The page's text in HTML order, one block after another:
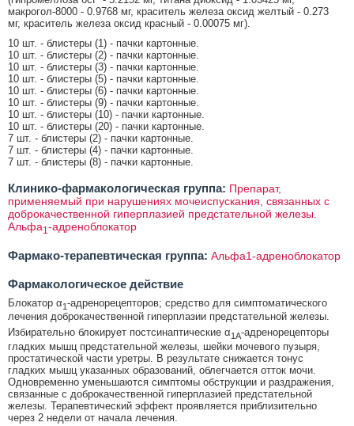
макрогол-8000 - 0.9768 мг, краситель железа оксид желтый - 0.273
мг, краситель железа оксид красный - 0.00075 мг).
10 шт. - блистеры (1) - пачки картонные.
10 шт. - блистеры (2) - пачки картонные.
10 шт. - блистеры (3) - пачки картонные.
10 шт. - блистеры (5) - пачки картонные.
10 шт. - блистеры (6) - пачки картонные.
10 шт. - блистеры (9) - пачки картонные.
10 шт. - блистеры (10) - пачки картонные.
10 шт. - блистеры (20) - пачки картонные.
7 шт. - блистеры (2) - пачки картонные.
7 шт. - блистеры (4) - пачки картонные.
7 шт. - блистеры (8) - пачки картонные.
Клинико-фармакологическая группа: Препарат,
применяемый при нарушениях мочеиспускания, связанных с
доброкачественной гиперплазией предстательной железы.
Альфа1 -адреноблокатор
Фармако-терапевтическая группа: Альфа1-адреноблокатор
Фармакологическое действие
Блокатор α1-адренорецепторов; средство для симптоматического
лечения доброкачественной гиперплазии предстательной железы.
Избирательно блокирует постсинаптические α1A-адренорецепторы
гладких мышц предстательной железы, шейки мочевого пузыря,
простатической части уретры. В результате снижается тонус
гладких мышц указанных образований, облегчается отток мочи.
Одновременно уменьшаются симптомы обструкции и раздражения,
связанные с доброкачественной гиперплазией предстательной
железы. Терапевтический эффект проявляется приблизительно
через 2 недели от начала лечения.